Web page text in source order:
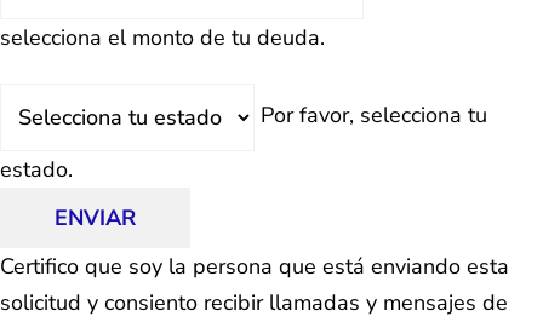
selecciona el monto de tu deuda.
Por favor, selecciona tu
estado.
ENVIAR
Certifico que soy la persona que está enviando esta
solicitud y consiento recibir llamadas y mensajes de